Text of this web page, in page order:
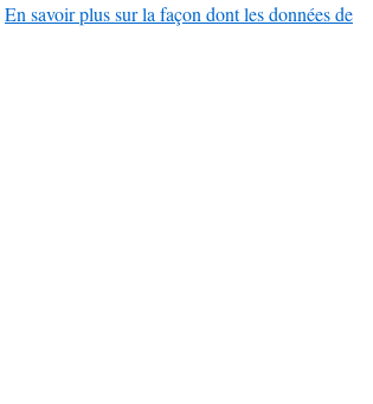
En savoir plus sur la façon dont les données de